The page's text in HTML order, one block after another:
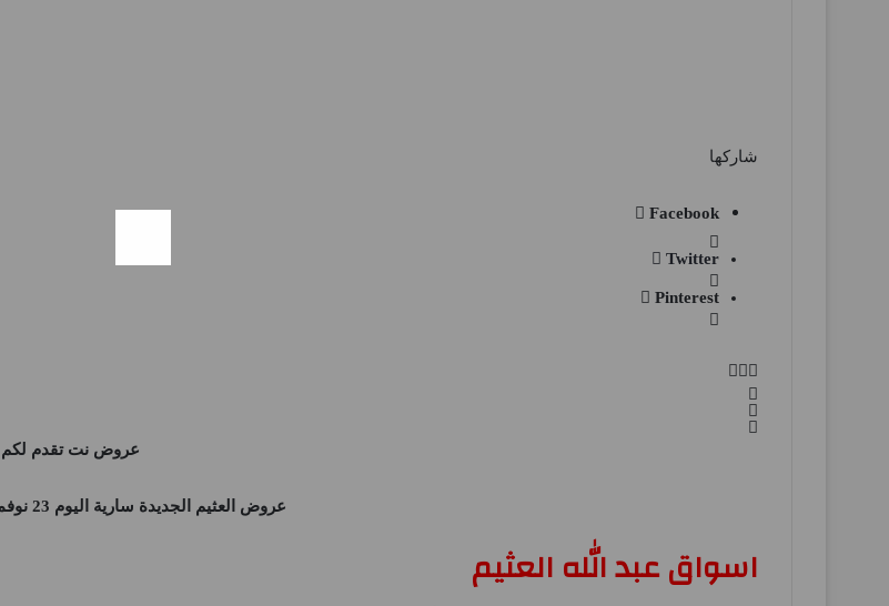
شاركها
Facebook
Twitter
Pinterest
عروض نت تقدم لكم
عروض العثيم الجديدة سارية اليوم 23 نوفمبر حتى 24 نوفمبر 2024 عروض نهاية الاسبوع فى جميع الفروع
اسواق عبد الله العثيم